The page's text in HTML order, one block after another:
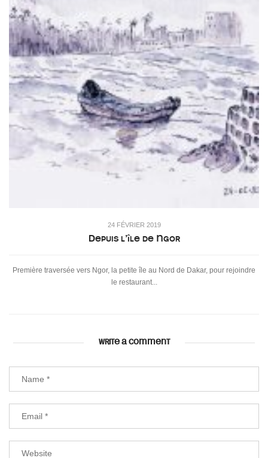
24 FÉVRIER 2019
Depuis l’île de Ngor
Première traversée vers Ngor, la petite île au Nord de Dakar, pour rejoindre
le restaurant...
WRITE A COMMENT